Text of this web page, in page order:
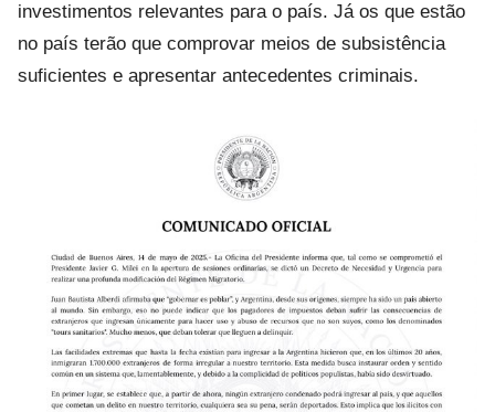
investimentos relevantes para o país. Já os que estão
no país terão que comprovar meios de subsistência
suficientes e apresentar antecedentes criminais.